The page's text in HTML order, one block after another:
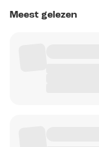
Meest gelezen